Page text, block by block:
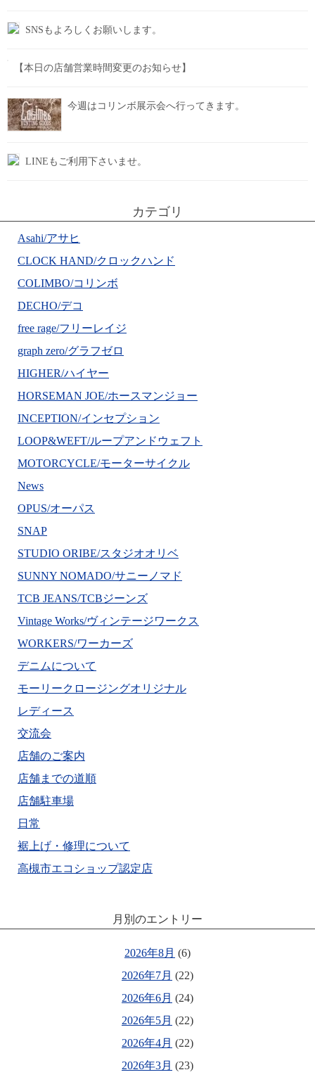
SNSもよろしくお願いします。
【本日の店舗営業時間変更のお知らせ】
今週はコリンボ展示会へ行ってきます。
LINEもご利用下さいませ。
カテゴリ
Asahi/アサヒ
CLOCK HAND/クロックハンド
COLIMBO/コリンボ
DECHO/デコ
free rage/フリーレイジ
graph zero/グラフゼロ
HIGHER/ハイヤー
HORSEMAN JOE/ホースマンジョー
INCEPTION/インセプション
LOOP&WEFT/ループアンドウェフト
MOTORCYCLE/モーターサイクル
News
OPUS/オーパス
SNAP
STUDIO ORIBE/スタジオオリベ
SUNNY NOMADO/サニーノマド
TCB JEANS/TCBジーンズ
Vintage Works/ヴィンテージワークス
WORKERS/ワーカーズ
デニムについて
モーリークロージングオリジナル
レディース
交流会
店舗のご案内
店舗までの道順
店舗駐車場
日常
裾上げ・修理について
高槻市エコショップ認定店
月別のエントリー
2026年8月 (6)
2026年7月 (22)
2026年6月 (24)
2026年5月 (22)
2026年4月 (22)
2026年3月 (23)